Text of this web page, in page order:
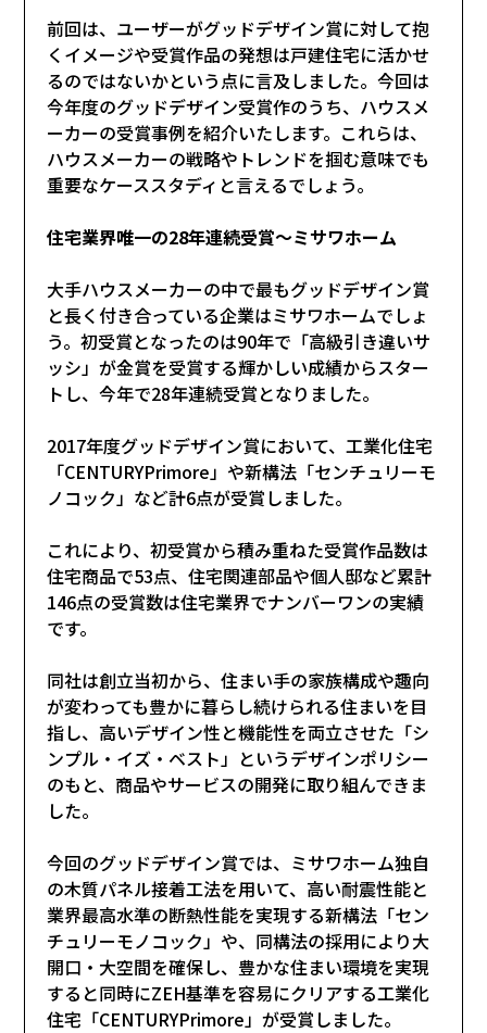
前回は、ユーザーがグッドデザイン賞に対して抱
くイメージや受賞作品の発想は戸建住宅に活かせ
るのではないかという点に言及しました。今回は
今年度のグッドデザイン受賞作のうち、ハウスメ
ーカーの受賞事例を紹介いたします。これらは、
ハウスメーカーの戦略やトレンドを掴む意味でも
重要なケーススタディと言えるでしょう。
住宅業界唯一の28年連続受賞～ミサワホーム
大手ハウスメーカーの中で最もグッドデザイン賞
と長く付き合っている企業はミサワホームでしょ
う。初受賞となったのは90年で「高級引き違いサ
ッシ」が金賞を受賞する輝かしい成績からスター
トし、今年で28年連続受賞となりました。
2017年度グッドデザイン賞において、工業化住宅
「CENTURYPrimore」や新構法「センチュリーモ
ノコック」など計6点が受賞しました。
これにより、初受賞から積み重ねた受賞作品数は
住宅商品で53点、住宅関連部品や個人邸など累計
146点の受賞数は住宅業界でナンバーワンの実績
です。
同社は創立当初から、住まい手の家族構成や趣向
が変わっても豊かに暮らし続けられる住まいを目
指し、高いデザイン性と機能性を両立させた「シ
ンプル・イズ・ベスト」というデザインポリシー
のもと、商品やサービスの開発に取り組んできま
した。
今回のグッドデザイン賞では、ミサワホーム独自
の木質パネル接着工法を用いて、高い耐震性能と
業界最高水準の断熱性能を実現する新構法「セン
チュリーモノコック」や、同構法の採用により大
開口・大空間を確保し、豊かな住まい環境を実現
すると同時にZEH基準を容易にクリアする工業化
住宅「CENTURYPrimore」が受賞しました。